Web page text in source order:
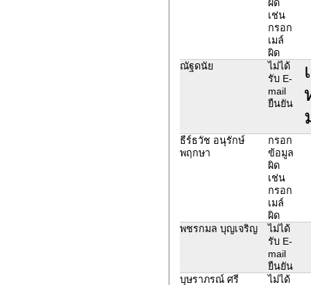
ผิด
เช่น
กรอก
เมล์
ผิด
ณัฐดนัย
ไม่ได้
รับ E-
mail
ยืนยัน
ธีร์ธวัช อนุรักษ์
พฤกษา
กรอก
ข้อมูล
ผิด
เช่น
กรอก
เมล์
ผิด
พชรกมล บุญเจริญ
ไม่ได้
รับ E-
mail
ยืนยัน
บุษราภรณ์​ ศรี​
ไม่ได้